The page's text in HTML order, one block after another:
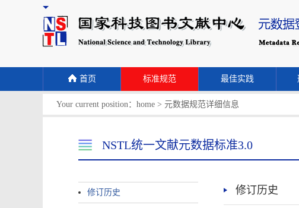
首页 标准规范 最佳实践
Your current position： home > 元数据规范详细信息
NSTL统一文献元数据标准3.0
修订历史 修订历史